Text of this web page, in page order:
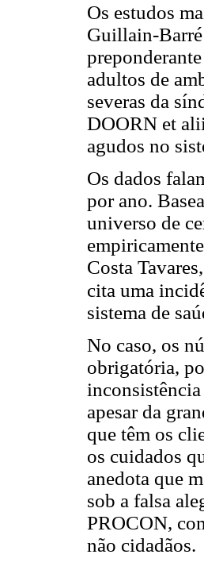
Os estudos
Guillain-Barré
adultos de
severas da
DOORN et
agudos no
Os dados
por ano.
universo de
Costa
cita uma
sistema de
No caso, os
obrigatória,
apesar da
que têm os
os cuidados
anedota que
sob a falsa
PROCON,
não cidadãos.